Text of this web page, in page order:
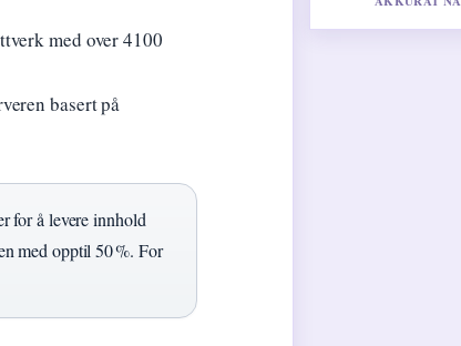
med over 4100
basert på
for å levere innhold
med opptil 50 %. For